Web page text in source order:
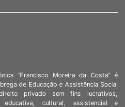
“Francisco Moreira da Costa” é
de Educação e Assistência Social
privado sem fins lucrativos,
cultural, assistencial e